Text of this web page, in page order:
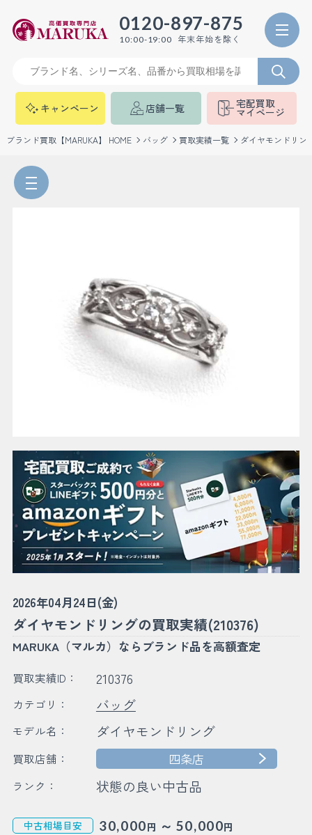
0120-897-875
10:00-19:00 年末年始を除く
キャンペーン 店舗一覧 宅配買取
マイページ
ブランド買取【MARUKA】 HOME バッグ 買取実績一覧 ダイヤモンドリン
2026年04月24日(金)
ダイヤモンドリングの買取実績(210376)
MARUKA（マルカ）ならブランド品を高額査定
買取実績ID： 210376
カテゴリ： バッグ
モデル名： ダイヤモンドリング
買取店舗： 四条店
ランク： 状態の良い中古品
中古相場目安 30,000円 ～ 50,000円